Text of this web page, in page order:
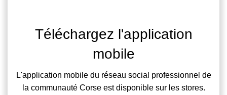
Téléchargez l'application
mobile
L'application mobile du réseau social professionnel de
la communauté Corse est disponible sur les stores.